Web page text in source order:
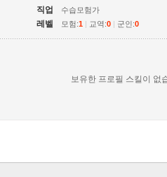
직업 수습모험가
레벨 모험:1 | 교역:0 | 군인:0
보유한 프로필 스킬이 없